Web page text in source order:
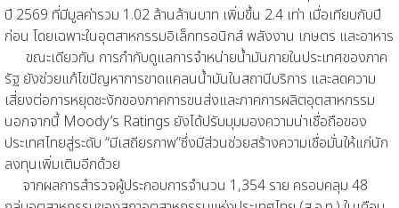
ปี 2569 ที่มีมูลค่ารวม 1.02 ล้านล้านบาท เพิ่มขึ้น 2.4 เท่า เมื่อเทียบกับปี
ก่อน โดยเฉพาะในอุตสาหกรรมอิเล็กทรอนิกส์ พลังงาน เกษตร และอาหาร
ขณะเดียวกัน การกำกับดูแลการจำหน่ายน้ำมันภายในประเทศของภาค
รัฐ ยังช่วยแก้ไขปัญหาการขาดแคลนน้ำมันในสถานีบริการ และลดความ
เสี่ยงต่อการหยุดชะงักของภาคการขนส่งและภาคการผลิตอุตสาหกรรม
นอกจากนี้ Moody’s Ratings ยังได้ปรับมุมมองความน่าเชื่อถือของ
ประเทศไทยสู่ระดับ “มีเสถียรภาพ”ซึ่งมีส่วนช่วยสร้างความเชื่อมั่นให้แก่นัก
ลงทุนเพิ่มเติมอีกด้วย
จากผลการสำรวจผู้ประกอบการจำนวน 1,354 ราย ครอบคลุม 48